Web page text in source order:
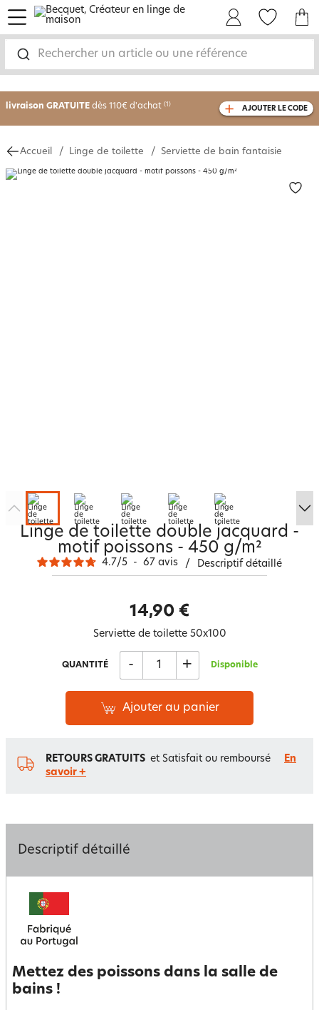
Rechercher un article ou une référence
menu
achetés
AJOUTER LE CODE
Accueil Linge de toilette Serviette de bain fantaisie
Linge de toilette double jacquard -
motif poissons - 450 g/m²
4.7/5 - 67 avis / Descriptif détaillé
14,90 €
Serviette de toilette 50x100
QUANTITÉ - + Disponible
Ajouter au panier
RETOURS GRATUITS et Satisfait ou remboursé
En
savoir +
Descriptif détaillé
Mettez des poissons dans la salle de
bains !